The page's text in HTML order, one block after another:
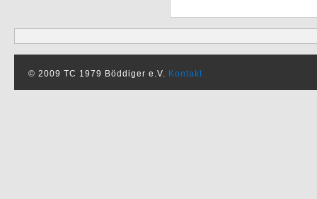
© 2009 TC 1979 Böddiger e.V. Kontakt